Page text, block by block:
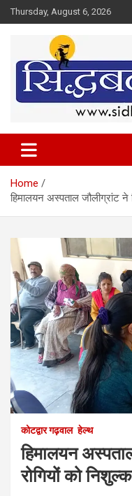
Skip
to
Thursday, August 6, 2026
Sidhbali
Home
हिमालयन अस्पताल जौलीग्रांट ने
कोटद्वार गढ़वाल हेल्थ
हिमालयन
रोगियों को